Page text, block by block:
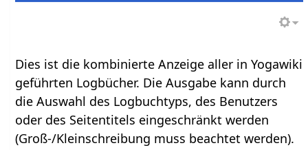
Dies ist die kombinierte Anzeige aller in Yogawiki
geführten Logbücher. Die Ausgabe kann durch
die Auswahl des Logbuchtyps, des Benutzers
oder des Seitentitels eingeschränkt werden
(Groß-/Kleinschreibung muss beachtet werden).